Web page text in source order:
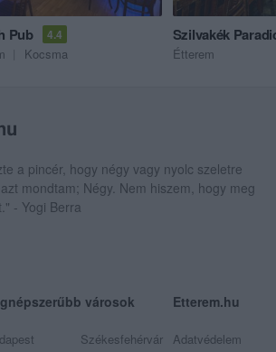
Pub 4.4
Kocsma
Szilvakék
Étterem
a pincér, hogy négy vagy nyolc szeletre
mondtam; Négy. Nem hiszem, hogy meg
- Yogi Berra
városok
Székesfehérvár
Etterem.hu
Adatvédelem